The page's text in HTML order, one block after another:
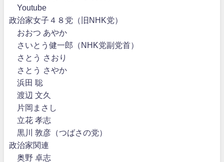
Youtube
政治家女子４８党（旧NHK党）
おおつ あやか
さいとう健一郎（NHK党副党首）
さとう さおり
さとう さやか
浜田 聡
渡辺 文久
片岡まさし
立花 孝志
黒川 敦彦（つばさの党）
政治家関連
奥野 卓志